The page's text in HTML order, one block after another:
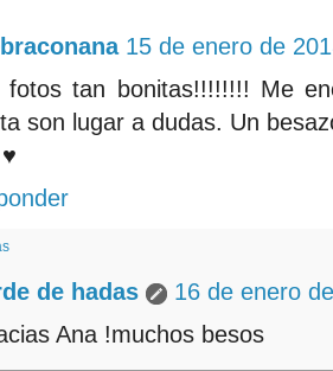
15 de enero de
fotos tan bonitas!!!!!!!! Me
son lugar a dudas. Un
de hadas
16 de enero
Ana !muchos besos